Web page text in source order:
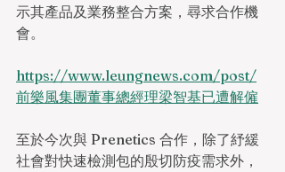
示其產品及業務整合方案，尋求合作機
會。
https://www.leungnews.com/post/
前樂風集團董事總經理梁智基已遭解僱
至於今次與 Prenetics 合作，除了紓緩
社會對快速檢測包的殷切防疫需求外，